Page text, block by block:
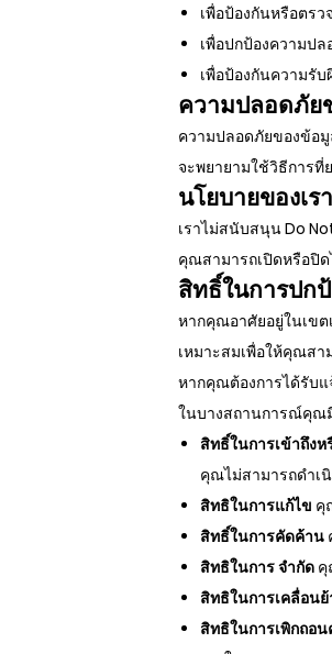
เพื่อป้องกันหรือตร
เพื่อปกป้องความป
เพื่อป้องกันความรั
ความปลอดภัย
ความปลอดภัยของข้อมู
จะพยายามใช้วิธีการ
นโยบายของเ
เราไม่สนับสนุน Do
คุณสามารถเปิดหรือปิ
สิทธิ์ในการปก
หากคุณอาศัยอยู่ในเขต
เหมาะสมเพื่อให้คุณส
หากคุณต้องการได้รับแ
ในบางสถานการณ์คุณ
สิทธิ์ในการเข้าถึง
คุณไม่สามารถดำเ
สิทธิในการแก้ไข คุ
สิทธิ์ในการคัดค้าน
สิทธิในการ จำกัด คุ
สิทธิในการเคลื่อน
สิทธิในการเพิกถอ